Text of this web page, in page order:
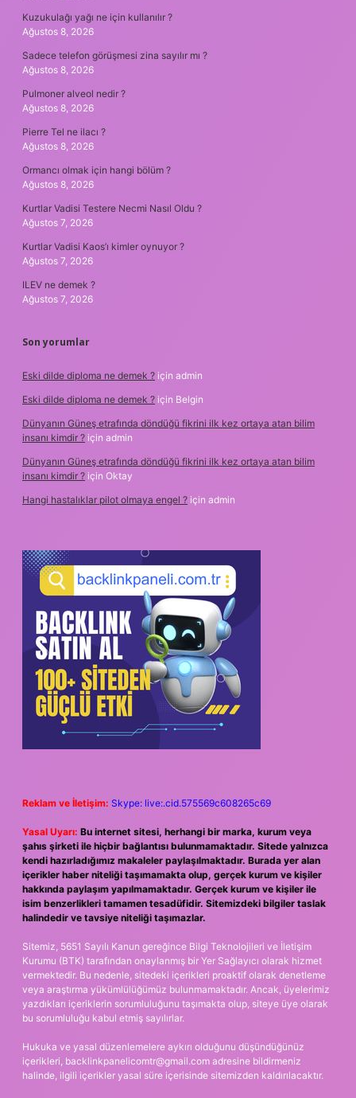
Kuzukulağı yağı ne için kullanılır ?
Ağustos 8, 2026
Sadece telefon görüşmesi zina sayılır mı ?
Ağustos 8, 2026
Pulmoner alveol nedir ?
Ağustos 8, 2026
Pierre Tel ne ilacı ?
Ağustos 8, 2026
Ormancı olmak için hangi bölüm ?
Ağustos 8, 2026
Kurtlar Vadisi Testere Necmi Nasıl Oldu ?
Ağustos 7, 2026
Kurtlar Vadisi Kaos’ı kimler oynuyor ?
Ağustos 7, 2026
ILEV ne demek ?
Ağustos 7, 2026
Son yorumlar
Eski dilde diploma ne demek ? için admin
Eski dilde diploma ne demek ? için Belgin
Dünyanın Güneş etrafında döndüğü fikrini ilk kez ortaya atan bilim
insanı kimdir ? için admin
Dünyanın Güneş etrafında döndüğü fikrini ilk kez ortaya atan bilim
insanı kimdir ? için Oktay
Hangi hastalıklar pilot olmaya engel ? için admin
Reklam ve İletişim: Skype: live:.cid.575569c608265c69
Yasal Uyarı: Bu internet sitesi, herhangi bir marka, kurum veya
şahıs şirketi ile hiçbir bağlantısı bulunmamaktadır. Sitede yalnızca
kendi hazırladığımız makaleler paylaşılmaktadır. Burada yer alan
içerikler haber niteliği taşımamakta olup, gerçek kurum ve kişiler
hakkında paylaşım yapılmamaktadır. Gerçek kurum ve kişiler ile
isim benzerlikleri tamamen tesadüfidir. Sitemizdeki bilgiler taslak
halindedir ve tavsiye niteliği taşımazlar.
Sitemiz, 5651 Sayılı Kanun gereğince Bilgi Teknolojileri ve İletişim
Kurumu (BTK) tarafından onaylanmış bir Yer Sağlayıcı olarak hizmet
vermektedir. Bu nedenle, sitedeki içerikleri proaktif olarak denetleme
veya araştırma yükümlülüğümüz bulunmamaktadır. Ancak, üyelerimiz
yazdıkları içeriklerin sorumluluğunu taşımakta olup, siteye üye olarak
bu sorumluluğu kabul etmiş sayılırlar.
Hukuka ve yasal düzenlemelere aykırı olduğunu düşündüğünüz
içerikleri, backlinkpanelicomtr@gmail.com adresine bildirmeniz
halinde, ilgili içerikler yasal süre içerisinde sitemizden kaldırılacaktır.